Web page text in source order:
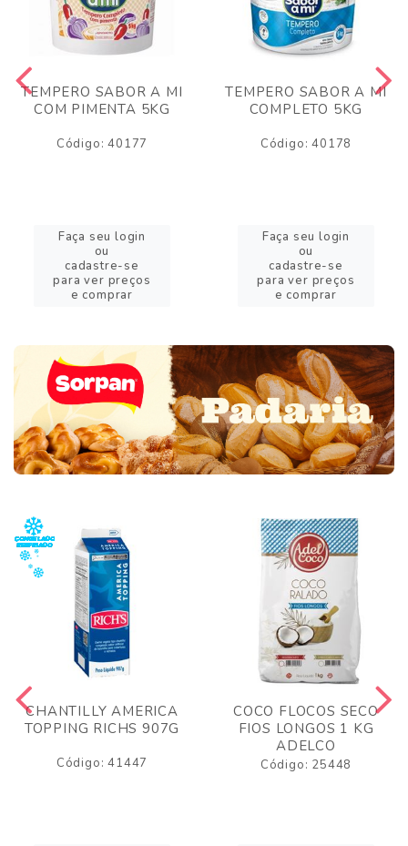
TEMPERO SABOR A MI
COM PIMENTA 5KG
Código: 40177
Faça seu login
ou
cadastre-se
para ver preços
e comprar
TEMPERO SABOR A MI
COMPLETO 5KG
Código: 40178
Faça seu login
ou
cadastre-se
para ver preços
e comprar
CHANTILLY AMERICA
TOPPING RICHS 907G
Código: 41447
COCO FLOCOS SECO
FIOS LONGOS 1 KG
ADELCO
Código: 25448